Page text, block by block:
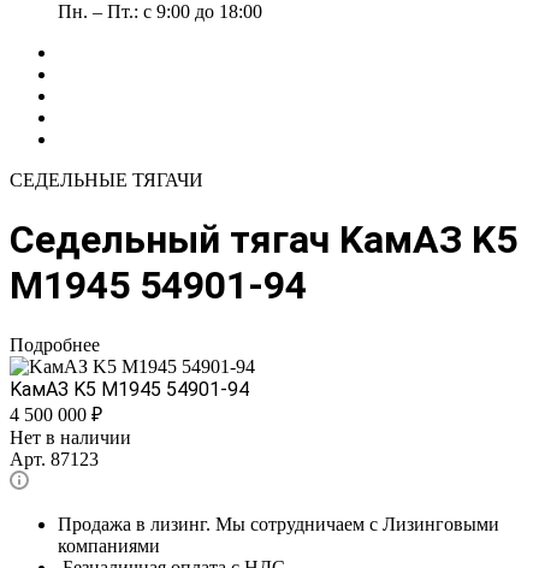
Пн. – Пт.: с 9:00 до 18:00
СЕДЕЛЬНЫЕ ТЯГАЧИ
Седельный тягач KамАЗ K5
М1945 54901-94
Подробнее
KамАЗ K5 М1945 54901-94
4 500 000 ₽
Нет в наличии
Арт. 87123
Продажа в лизинг. Мы сотрудничаем с Лизинговыми
компаниями